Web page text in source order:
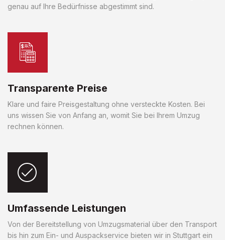
genau auf Ihre Bedürfnisse abgestimmt sind.
Transparente Preise
Klare und faire Preisgestaltung ohne versteckte Kosten. Bei
uns wissen Sie von Anfang an, womit Sie bei Ihrem Umzug
rechnen können.
Umfassende Leistungen
Von der Bereitstellung von Umzugsmaterial über den Transport
bis hin zum Ein- und Auspackservice bieten wir in Stuttgart ein